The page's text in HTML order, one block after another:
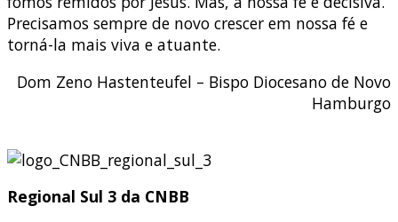
Precisamos sempre de novo crescer em nossa fé e
torná-la mais viva e atuante.
Dom Zeno Hastenteufel – Bispo Diocesano de Novo
Hamburgo
Regional Sul 3 da CNBB